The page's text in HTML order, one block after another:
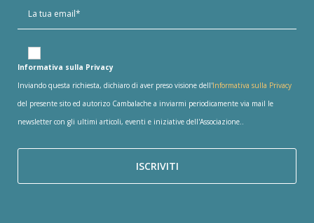
Informativa sulla Privacy
Inviando questa richiesta, dichiaro di aver preso visione dell'Informativa sulla Privacy
del presente sito ed autorizo Cambalache a inviarmi periodicamente via mail le
newsletter con gli ultimi articoli, eventi e iniziative dell'Associazione..